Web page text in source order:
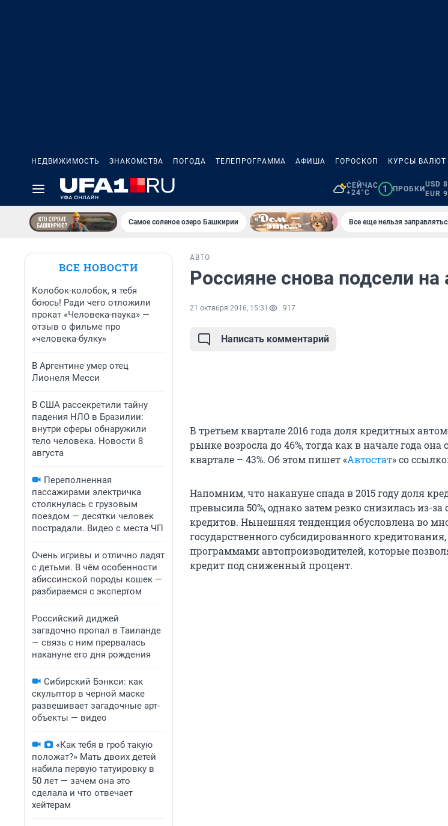
НЕДВИЖИМОСТЬ ЗНАКОМСТВА ПОГОДА ТЕЛЕПРОГРАММА АФИША ГОРОСКОП КУРСЫ ВАЛЮТ
СЕЙЧАС
+24°C
1 ПРОБКИ
USD
EUR
Самое соленое озеро Башкирии Все еще нельзя
ВСЕ НОВОСТИ
Колобок-колобок, я тебя
боюсь! Ради чего отложили
прокат «Человека-паука» —
отзыв о фильме про
«человека-булку»
В Аргентине умер отец
Лионеля Месси
В США рассекретили тайну
падения НЛО в Бразилии:
внутри сферы обнаружили
тело человека. Новости 8
августа
Переполненная
пассажирами электричка
столкнулась с грузовым
поездом — десятки человек
пострадали. Видео с места ЧП
Очень игривы и отлично ладят
с детьми. В чём особенности
абиссинской породы кошек —
разбираемся с экспертом
Российский диджей
загадочно пропал в Таиланде
— связь с ним прервалась
накануне его дня рождения
Сибирский Бэнкси: как
скульптор в черной маске
развешивает загадочные арт-
объекты — видео
«Как тебя в гроб такую
положат?» Мать двоих детей
набила первую татуировку в
50 лет — зачем она это
сделала и что отвечает
хейтерам
АВТО
Россияне снова подсели
21 октября 2016, 15:31 917
Написать комментарий
В третьем квартале 2016 года доля кредитных
рынке возросла до 46%, тогда как в начале года она
квартале – 43%. Об этом пишет «Автостат» со
Напомним, что накануне спада в 2015 году доля
превысила 50%, однако затем резко снизилась из-
кредитов. Нынешняя тенденция обусловлена во
государственного субсидированного
программами автопроизводителей, которые
кредит под сниженный процент.